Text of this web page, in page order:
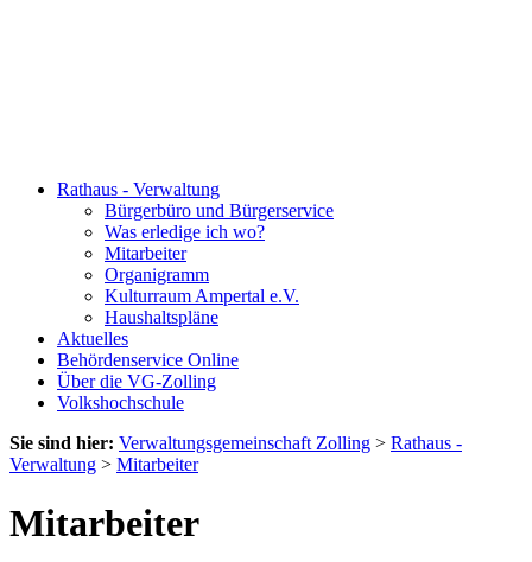
Rathaus - Verwaltung
Bürgerbüro und Bürgerservice
Was erledige ich wo?
Mitarbeiter
Organigramm
Kulturraum Ampertal e.V.
Haushaltspläne
Aktuelles
Behördenservice Online
Über die VG-Zolling
Volkshochschule
Sie sind hier: Verwaltungsgemeinschaft Zolling > Rathaus -
Verwaltung > Mitarbeiter
Mitarbeiter